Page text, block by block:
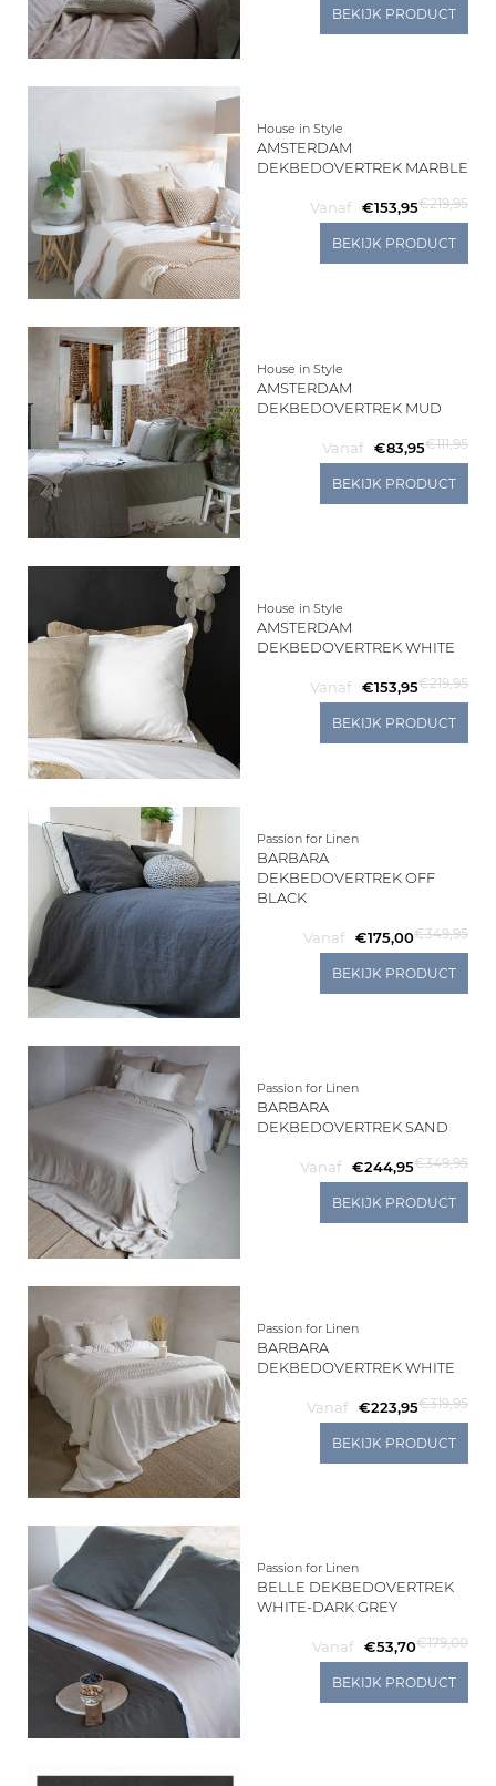
BEKIJK PRODUCT
House in Style
AMSTERDAM
DEKBEDOVERTREK MARBLE
Vanaf €153,95€219,95
BEKIJK PRODUCT
House in Style
AMSTERDAM
DEKBEDOVERTREK MUD
Vanaf €83,95€111,95
BEKIJK PRODUCT
House in Style
AMSTERDAM
DEKBEDOVERTREK WHITE
Vanaf €153,95€219,95
BEKIJK PRODUCT
Passion for Linen
BARBARA
DEKBEDOVERTREK OFF
BLACK
Vanaf €175,00€349,95
BEKIJK PRODUCT
Passion for Linen
BARBARA
DEKBEDOVERTREK SAND
Vanaf €244,95€349,95
BEKIJK PRODUCT
Passion for Linen
BARBARA
DEKBEDOVERTREK WHITE
Vanaf €223,95€319,95
BEKIJK PRODUCT
Passion for Linen
BELLE DEKBEDOVERTREK
WHITE-DARK GREY
Vanaf €53,70€179,00
BEKIJK PRODUCT